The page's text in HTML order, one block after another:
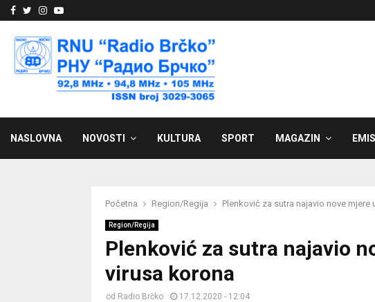
Facebook
Twitter
Instagram
Youtube
NASLOVNA NOVOSTI KULTURA SPORT MAGAZIN
Početna Region/Regija Plenković za sutra najavio nove
Region/Regija
Plenković za sutra najavio
virusa korona
od Radio Brčko 17.12.2020 - 12:04